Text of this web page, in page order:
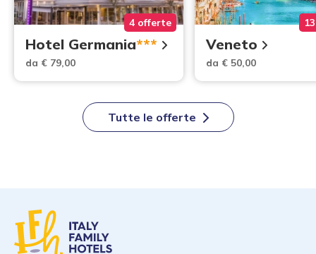
4 offerte
Hotel Germania***
da € 79,00
Veneto
da € 50,00
Tutte le offerte